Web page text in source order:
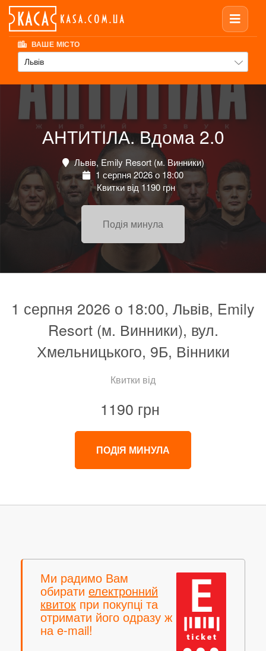
ВАШЕ МІСТО
Львів
АНТИТІЛА. Вдома 2.0
Львів, Emily Resort (м. Винники)
1 серпня 2026 о 18:00
Квитки від 1190 грн
Подія минула
1 серпня 2026 о 18:00, Львів, Emily
Resort (м. Винники), вул.
Хмельницького, 9Б, Вінники
Квитки від
1190 грн
ПОДІЯ МИНУЛА
Ми радимо Вам
обирати електронний
квиток при покупці та
отримати його одразу ж
на e-mail!